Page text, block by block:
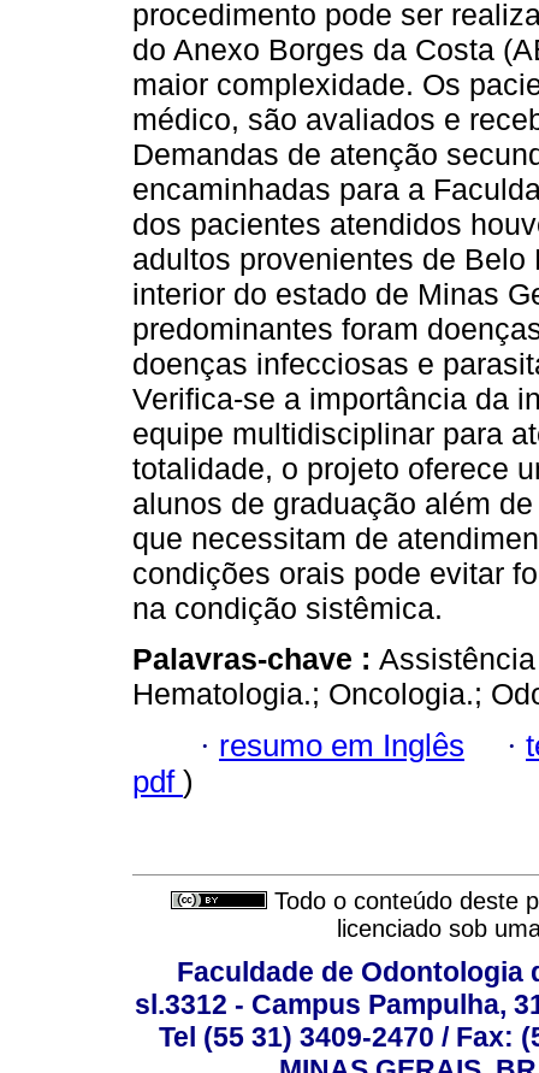
procedimento pode ser
do Anexo Borges da Costa
maior complexidade. Os
médico, são avaliados e
Demandas de atenção
encaminhadas para a
dos pacientes atendidos
adultos provenientes de
interior do estado de Minas
predominantes foram
doenças infecciosas e
Verifica-se a importância da
equipe multidisciplinar para
totalidade, o projeto oferece
alunos de graduação além
que necessitam de
condições orais pode evitar
na condição sistêmica.
Palavras-chave :
Hematologia.; Oncologia.;
· resumo em Inglês ·
pdf )
Todo o conteúdo deste
licenciado sob
Faculdade de Odontologia
sl.3312 - Campus Pampulha,
Tel (55 31) 3409-2470 / Fax: